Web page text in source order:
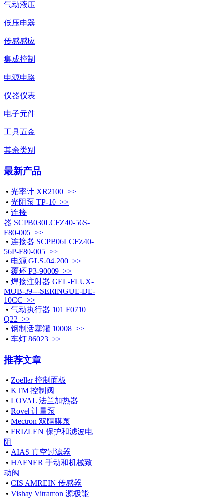
气动液压
低压电器
传感感应
集成控制
电源电路
仪器仪表
电子元件
工具五金
其余类别
最新产品
• 光率计 XR2100 >>
• 光阻泵 TP-10 >>
• 连接
器 SCPB030LCFZ40-56S-
F80-005 >>
• 连接器 SCPB06LCFZ40-
56P-F80-005 >>
• 电源 GLS-04-200 >>
• 覆环 P3-90009 >>
• 焊接注射器 GEL-FLUX-
MOB-39---SERINGUE-DE-
10CC >>
• 气动执行器 101 F0710
Q22 >>
• 钢制活塞罐 10008 >>
• 车灯 86023 >>
推荐文章
• Zoeller 控制面板
• KTM 控制阀
• LOVAL 法兰加热器
• Rovel 计量泵
• Mectron 双隔膜泵
• FRIZLEN 保护和滤波电
阻
• AIAS 真空过滤器
• HAFNER 手动和机械致
动阀
• CIS AMREIN 传感器
• Vishay Vitramon 源极能